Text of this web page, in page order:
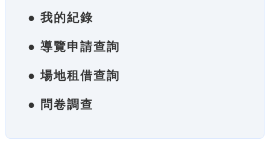
● 我的紀錄
● 導覽申請查詢
● 場地租借查詢
● 問卷調查